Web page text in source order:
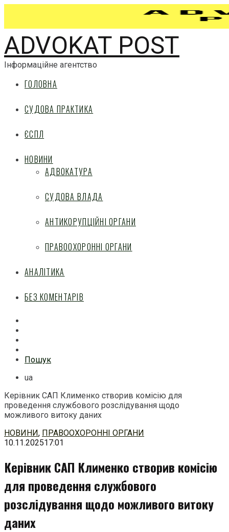
ADVOKAT POST
Інформаційне агентство
ГОЛОВНА
СУДОВА ПРАКТИКА
ЄСПЛ
НОВИНИ
АДВОКАТУРА
СУДОВА ВЛАДА
АНТИКОРУПЦІЙНІ ОРГАНИ
ПРАВООХОРОННІ ОРГАНИ
АНАЛІТИКА
БЕЗ КОМЕНТАРІВ
Пошук
ua
Керівник САП Клименко створив комісію для
проведення службового розслідування щодо
можливого витоку даних
Перейти
до
НОВИНИ, ПРАВООХОРОННІ ОРГАНИ
10.11.202517:01
Керівник САП Клименко створив комісію
для проведення службового
розслідування щодо можливого витоку
даних